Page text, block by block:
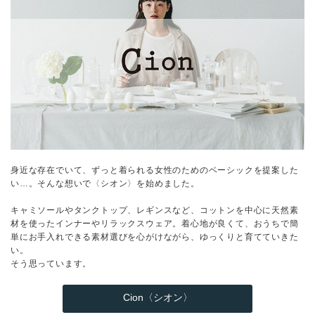
身近な存在でいて、ずっと着られる女性のためのベーシックを提案した
い…。そんな想いで〈シオン〉を始めました。
キャミソールやタンクトップ、レギンスなど、コットンを中心に天然素
材を使ったインナーやリラックスウェア。着心地が良くて、おうちで簡
単にお手入れできる素材選びを心がけながら、ゆっくりと育てていきた
い。
そう思っています。
Cion〈シオン〉